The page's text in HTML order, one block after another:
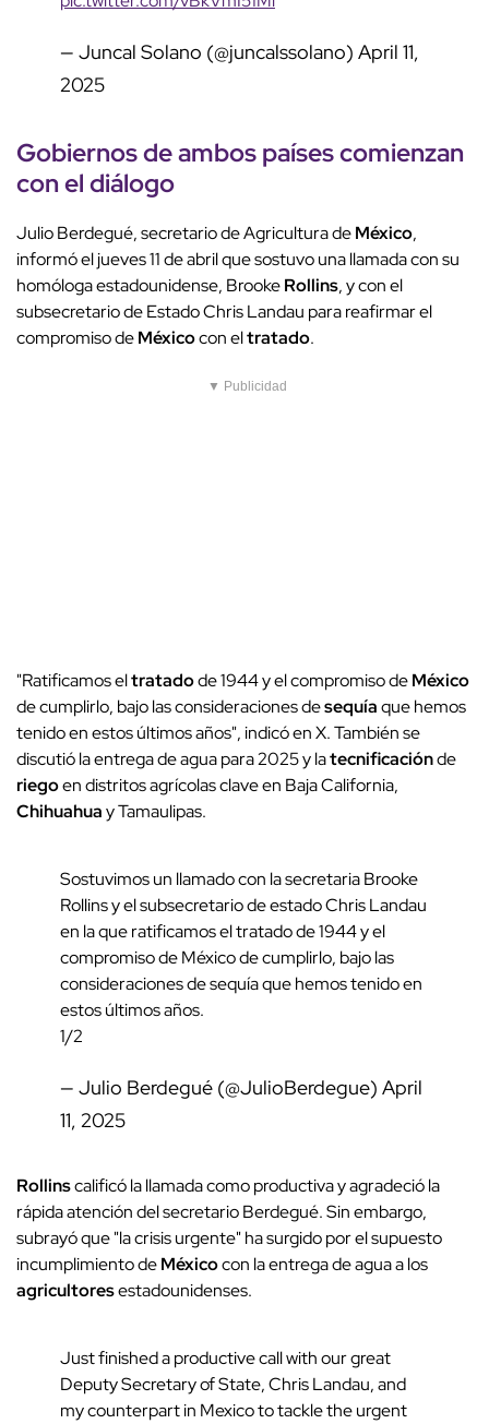
— Juncal Solano (@juncalssolano) April 11,
2025
Gobiernos de ambos países comienzan
con el diálogo
Julio Berdegué, secretario de Agricultura deMéxico,
informó el jueves 11 de abril que sostuvo una llamada con su
homóloga estadounidense, BrookeRollins, y con el
subsecretario de Estado Chris Landau para reafirmar el
compromiso deMéxicocon eltratado.
▼ Publicidad
"Ratificamos eltratadode 1944 y el compromiso deMéxico
de cumplirlo, bajo las consideraciones desequíaque hemos
tenido en estos últimos años", indicó en X. También se
discutió la entrega de agua para 2025 y latecnificaciónde
riegoen distritos agrícolas clave en Baja California,
Chihuahuay Tamaulipas.
Sostuvimos un llamado con la secretaria Brooke
Rollins y el subsecretario de estado Chris Landau
en la que ratificamos el tratado de 1944 y el
compromiso de México de cumplirlo, bajo las
consideraciones de sequía que hemos tenido en
estos últimos años.
1/2
— Julio Berdegué (@JulioBerdegue) April
11, 2025
Rollinscalificó la llamada como productiva y agradeció la
rápida atención del secretario Berdegué. Sin embargo,
subrayó que "la crisis urgente" ha surgido por el supuesto
incumplimiento deMéxicocon la entrega de agua a los
agricultoresestadounidenses.
Just finished a productive call with our great
Deputy Secretary of State, Chris Landau, and
my counterpart in Mexico to tackle the urgent